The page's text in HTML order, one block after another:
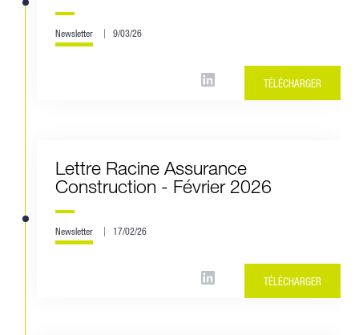
Newsletter 9/03/26
TÉLÉCHARGER
Lettre Racine Assurance
Construction - Février 2026
Newsletter 17/02/26
TÉLÉCHARGER